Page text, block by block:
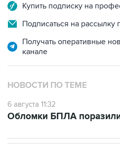
Купить подписку на
Подписаться на рассылку
Получать оперативные
канале
НОВОСТИ ПО ТЕМЕ
6 августа 11:32
Обломки БПЛА